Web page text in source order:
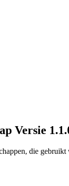
Versie
die